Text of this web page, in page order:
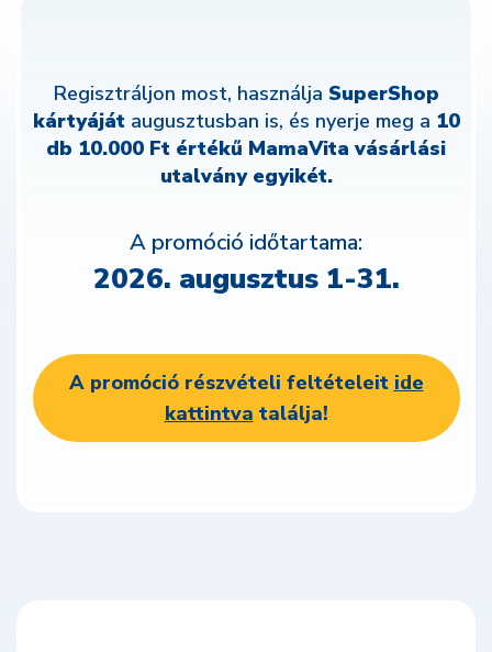
Regisztráljon most, használja SuperShop
kártyáját augusztusban is, és nyerje meg a 10
db 10.000 Ft értékű MamaVita vásárlási
utalvány egyikét.
A promóció időtartama:
2026. augusztus 1-31.
A promóció részvételi feltételeit ide
kattintva találja!